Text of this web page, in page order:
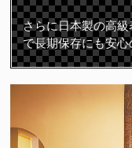
さらに日本製の高
で長期保存にも安